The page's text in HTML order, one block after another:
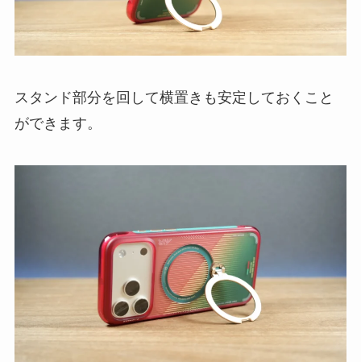
スタンド部分を回して横置きも安定しておくこと
ができます。